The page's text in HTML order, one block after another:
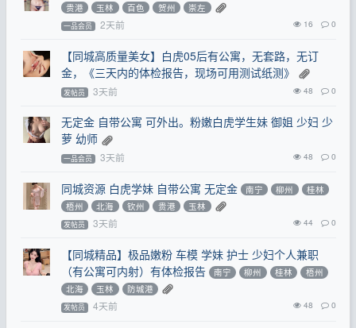
贵港
玉林 百色 贺州 崇左
一品会员 2天前 16 0
【同城高质量美女】白虎05后有公寓，无套路，无订
金，《三天内的体检报告，现场可用测试纸测》
发帖员 3天前 48 0
无定金 自带公寓 可外出。粉嫩白虎学生妹 御姐 少妇 少
萝 幼师
一品会员 3天前 48 0
同城资源 白虎学妹 自带公寓 无定金 南宁 柳州
桂林
梧州
北海 钦州 贵港 玉林
发帖员 3天前 44 0
【同城精品】极品嫩粉 车模 学妹 护士 少妇个人兼职
（有公寓可内射）有体检报告
南宁 柳州 桂林
梧州
北海
玉林 防城港
发帖员 4天前 48 0